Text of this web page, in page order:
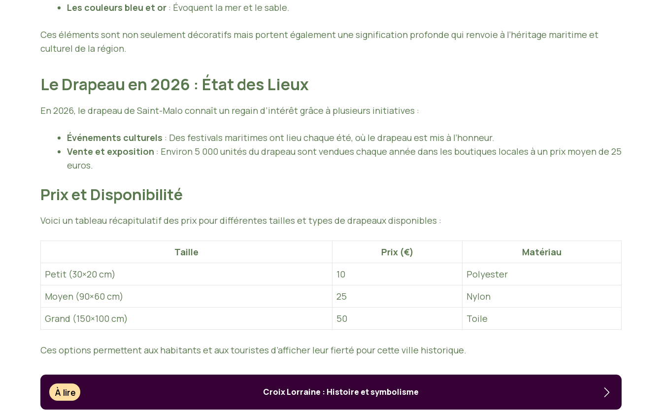
Les couleurs bleu et or : Évoquent la mer et le sable.
Ces éléments sont non seulement décoratifs mais portent également une signification profonde qui renvoie à l’héritage maritime et
culturel de la région.
Le Drapeau en 2026 : État des Lieux
En 2026, le drapeau de Saint-Malo connaît un regain d’intérêt grâce à plusieurs initiatives :
Événements culturels : Des festivals maritimes ont lieu chaque été, où le drapeau est mis à l’honneur.
Vente et exposition : Environ 5 000 unités du drapeau sont vendues chaque année dans les boutiques locales à un prix moyen de 25
euros.
Prix et Disponibilité
Voici un tableau récapitulatif des prix pour différentes tailles et types de drapeaux disponibles :
Taille Prix (€)
Matériau
Petit (30×20 cm)
10
Polyester
Moyen (90×60 cm)
25
Nylon
Grand (150×100 cm)
50 Toile
Ces options permettent aux habitants et aux touristes d’afficher leur fierté pour cette ville historique.
À lire Croix Lorraine : Histoire et symbolisme